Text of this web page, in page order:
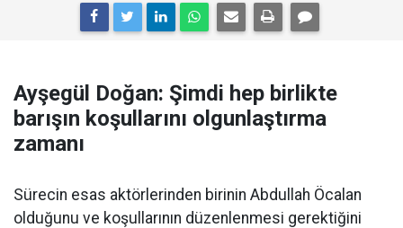
Ayşegül Doğan: Şimdi hep birlikte
barışın koşullarını olgunlaştırma
zamanı
Sürecin esas aktörlerinden birinin Abdullah Öcalan
olduğunu ve koşullarının düzenlenmesi gerektiğini